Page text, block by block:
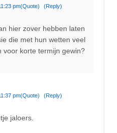
pm(Quote) (Reply)
hier zover hebben laten
die met hun wetten veel
voor korte termijn gewin?
pm(Quote) (Reply)
jaloers.